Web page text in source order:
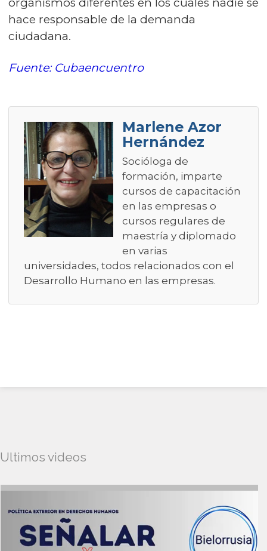
hace responsable de la demanda
ciudadana.
Fuente: Cubaencuentro
Marlene Azor
Hernández
Socióloga de
formación, imparte
cursos de capacitación
en las empresas o
cursos regulares de
maestría y diplomado
en varias
universidades, todos relacionados con el
Desarrollo Humano en las empresas.
Ultimos videos